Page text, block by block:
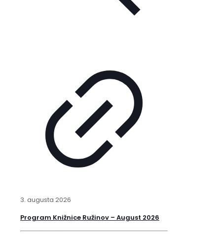
3. augusta 2026
Program Knižnice Ružinov – August 2026